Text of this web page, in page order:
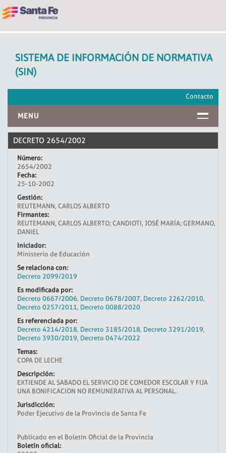
SISTEMA DE INFORMACIÓN DE NORMATIVA
(SIN)
Contacto
MENU
INICIO
DECRETO 2654/2002
Número:
2654/2002
Fecha:
25-10-2002
Gestión:
REUTEMANN, CARLOS ALBERTO
Firmantes:
REUTEMANN, CARLOS ALBERTO; CANDIOTI, JOSÉ MARÍA; GERMANO,
DANIEL
Iniciador:
Ministerio de Educación
Se relaciona con:
Decreto 2099/2019
Es modificada por:
Decreto 0667/2006, Decreto 0678/2007, Decreto 2262/2010,
Decreto 0257/2011, Decreto 0088/2020
Es referenciada por:
Decreto 4214/2018, Decreto 3185/2018, Decreto 3291/2019,
Decreto 3930/2019, Decreto 0474/2022
Temas:
COPA DE LECHE
Descripción:
EXTIENDE AL SABADO EL SERVICIO DE COMEDOR ESCOLAR Y FIJA
UNA BONIFICACION NO REMUNERATIVA AL PERSONAL.
Jurisdicción:
Poder Ejecutivo de la Provincia de Santa Fe
Publicado en el Boletín Oficial de la Provincia
Boletín oficial: